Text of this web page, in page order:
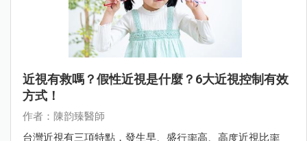
近視有救嗎？假性近視是什麼？6大近視控制有效
方式！
作者：陳韵臻醫師
台灣近視有三項特點，發生早、盛行率高、高度近視比率